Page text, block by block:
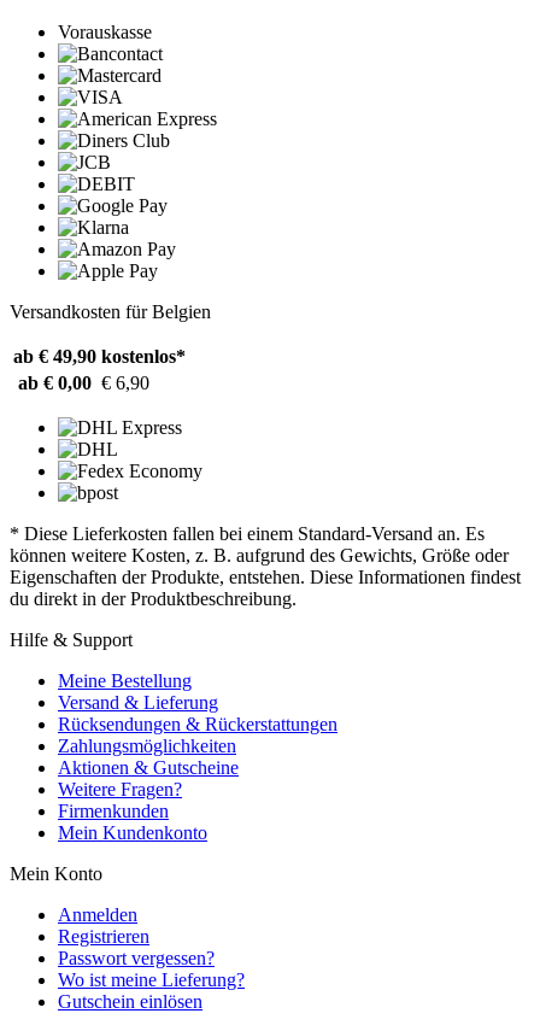
Vorauskasse
Versandkosten für Belgien
ab € 49,90 kostenlos*
ab € 0,00 € 6,90
* Diese Lieferkosten fallen bei einem Standard-Versand an. Es
können weitere Kosten, z. B. aufgrund des Gewichts, Größe oder
Eigenschaften der Produkte, entstehen. Diese Informationen findest
du direkt in der Produktbeschreibung.
Hilfe & Support
Meine Bestellung
Versand & Lieferung
Rücksendungen & Rückerstattungen
Zahlungsmöglichkeiten
Aktionen & Gutscheine
Weitere Fragen?
Firmenkunden
Mein Kundenkonto
Mein Konto
Anmelden
Registrieren
Passwort vergessen?
Wo ist meine Lieferung?
Gutschein einlösen